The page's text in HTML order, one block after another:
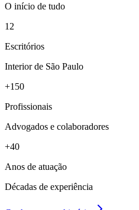
O início de tudo
12
Escritórios
Interior de São Paulo
+150
Profissionais
Advogados e colaboradores
+40
Anos de atuação
Décadas de experiência